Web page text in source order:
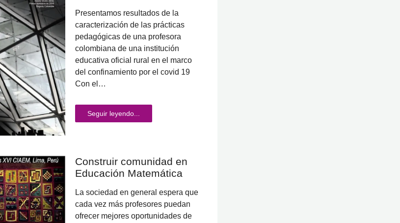
Presentamos resultados de la
caracterización de las prácticas
pedagógicas de una profesora
colombiana de una institución
educativa oficial rural en el marco
del confinamiento por el covid 19
Con el…
Seguir leyendo...
Construir comunidad en
Educación Matemática
La sociedad en general espera que
cada vez más profesores puedan
ofrecer mejores oportunidades de